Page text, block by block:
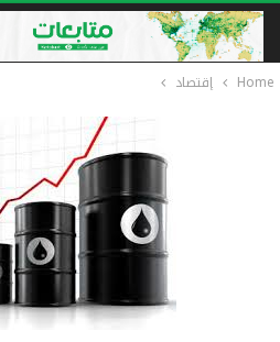
Home إقتصاد